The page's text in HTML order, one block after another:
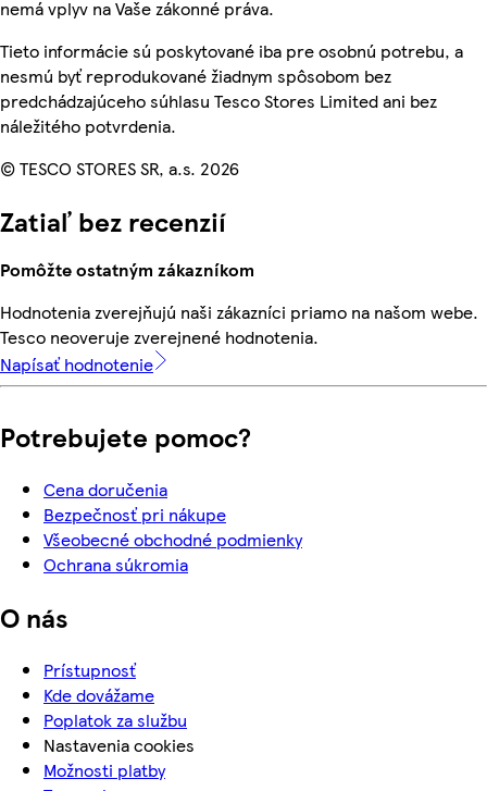
nemá vplyv na Vaše zákonné práva.
Tieto informácie sú poskytované iba pre osobnú potrebu, a
nesmú byť reprodukované žiadnym spôsobom bez
predchádzajúceho súhlasu Tesco Stores Limited ani bez
náležitého potvrdenia.
© TESCO STORES SR, a.s. 2026
Zatiaľ bez recenzií
Pomôžte ostatným zákazníkom
Hodnotenia zverejňujú naši zákazníci priamo na našom webe.
Tesco neoveruje zverejnené hodnotenia.
Napísať hodnotenie
Potrebujete pomoc?
Cena doručenia
Bezpečnosť pri nákupe
Všeobecné obchodné podmienky
Ochrana súkromia
O nás
Prístupnosť
Kde dovážame
Poplatok za službu
Nastavenia cookies
Možnosti platby